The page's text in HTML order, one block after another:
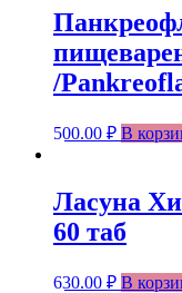
/
500.00 ₽ В
Ласуна
60 таб
630.00 ₽ В